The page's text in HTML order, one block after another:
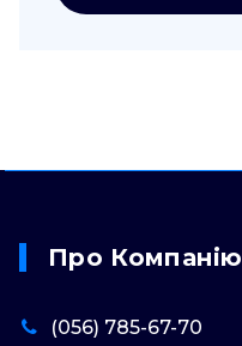
Про Компанію
(056) 785-67-70